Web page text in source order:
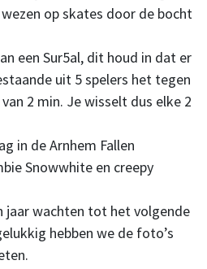
op skates door de bocht
een Sur5al, dit houd in dat er
uit 5 spelers het tegen
2 min. Je wisselt dus elke 2
in de Arnhem Fallen
Snowwhite en creepy
jaar wachten tot het volgende
hebben we de foto’s